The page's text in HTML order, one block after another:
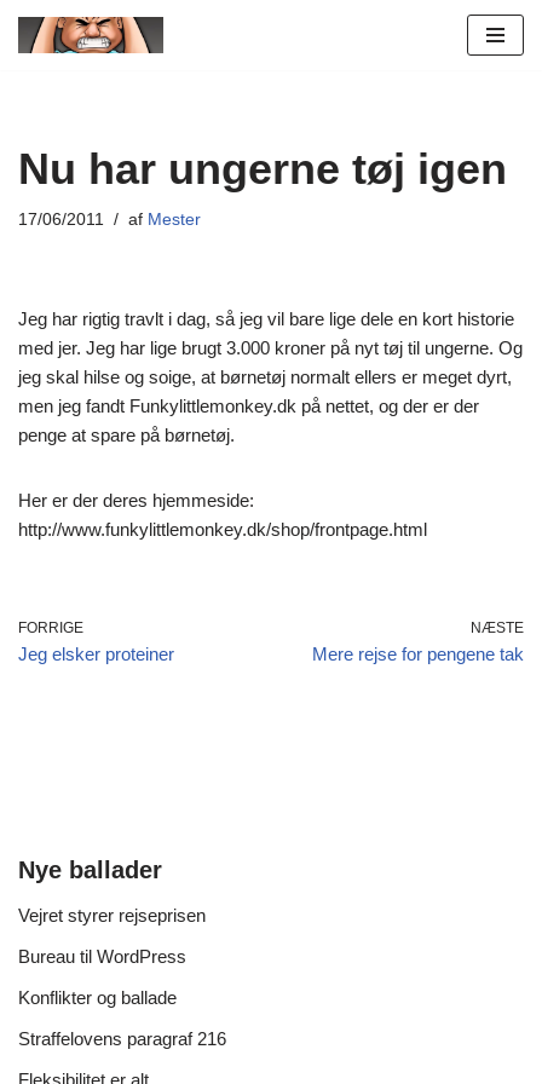
Nu har ungerne tøj igen
17/06/2011 af Mester
Jeg har rigtig travlt i dag, så jeg vil bare lige dele en kort historie
med jer. Jeg har lige brugt 3.000 kroner på nyt tøj til ungerne. Og
jeg skal hilse og soige, at børnetøj normalt ellers er meget dyrt,
men jeg fandt Funkylittlemonkey.dk på nettet, og der er der
penge at spare på børnetøj.
Her er der deres hjemmeside:
http://www.funkylittlemonkey.dk/shop/frontpage.html
FORRIGE
Jeg elsker proteiner
NÆSTE
Mere rejse for pengene tak
Nye ballader
Vejret styrer rejseprisen
Bureau til WordPress
Konflikter og ballade
Straffelovens paragraf 216
Fleksibilitet er alt